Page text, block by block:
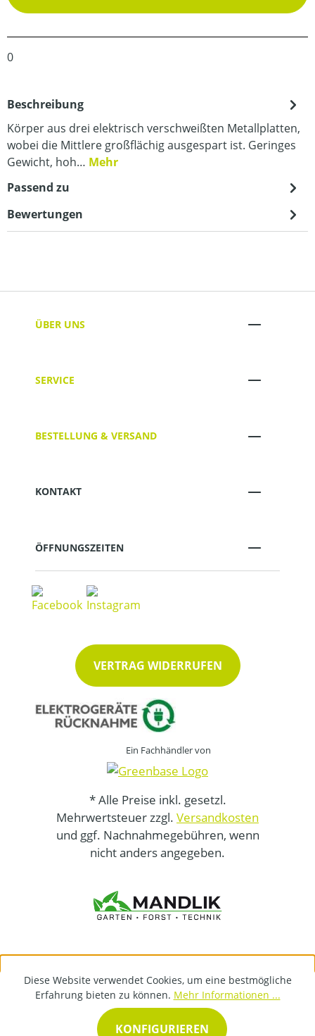
0
Beschreibung
Körper aus drei elektrisch verschweißten Metallplatten,
wobei die Mittlere großflächig ausgespart ist. Geringes
Gewicht, hoh… Mehr
Passend zu
Bewertungen
ÜBER UNS
SERVICE
BESTELLUNG & VERSAND
KONTAKT
ÖFFNUNGSZEITEN
VERTRAG WIDERRUFEN
Ein Fachhändler von
* Alle Preise inkl. gesetzl.
Mehrwertsteuer zzgl. Versandkosten
und ggf. Nachnahmegebühren, wenn
nicht anders angegeben.
Diese Website verwendet Cookies, um eine bestmögliche
Erfahrung bieten zu können. Mehr Informationen ...
KONFIGURIEREN